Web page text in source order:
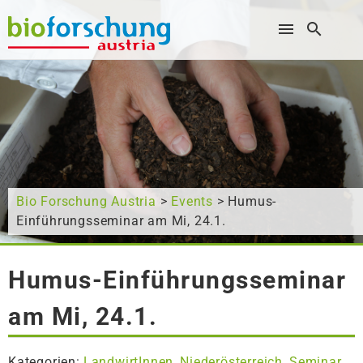
Wonach suchen Sie?
Bio Forschung Austria > Events > Humus-
Einführungsseminar am Mi, 24.1.
Humus-Einführungsseminar
am Mi, 24.1.